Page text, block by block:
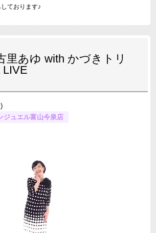
ております♪
里あゆ with かづきトリ
ジュエル富山今泉店